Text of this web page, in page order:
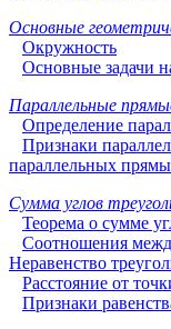
Основные
Окружность
Основные задачи
Параллельные
Определение
Признаки
параллельных
Сумма углов
Теорема о сумме
Соотношения
Неравенство
Расстояние от
Признаки